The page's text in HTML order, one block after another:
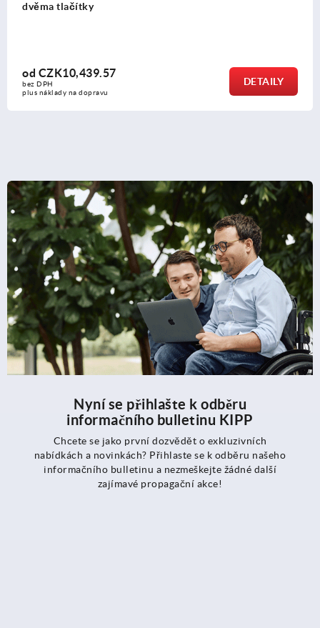
tlačítkem
odCZK8,424.13
bez DPH
plus náklady na dopravu
DETAILY
Nyní se přihlašte k odběru
informačního bulletinu KIPP
Chcete se jako první dozvědět o exkluzivních
nabídkách a novinkách? Přihlaste se k odběru našeho
informačního bulletinu a nezmeškejte žádné další
zajímavé propagační akce!